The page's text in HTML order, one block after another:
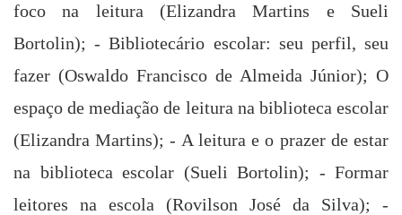
foco na leitura (Elizandra Martins e
Sueli
Bortolin); - Bibliotecário escolar: seu perfil, seu
fazer (Oswaldo Francisco de Almeida Júnior); O
espaço de mediação de leitura na biblioteca escolar
(Elizandra Martins); - A leitura e o prazer de estar
na biblioteca escolar (Sueli Bortolin); - Formar
leitores na escola (Rovilson José da Silva); -